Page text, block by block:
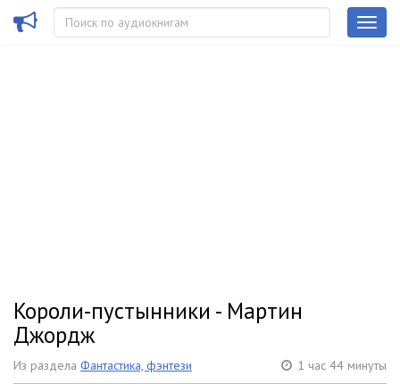
Короли-пустынники - Мартин
Джордж
Из раздела Фантастика, фэнтези 1 час 44 минуты